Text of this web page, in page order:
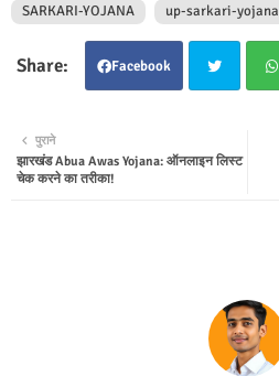
SARKARI-YOJANA
up-sarkari-yojana
Facebook
ter
पुराने
झारखंड Abua Awas Yojana: ऑनलाइन लिस्ट
चेक करने का तरीका!